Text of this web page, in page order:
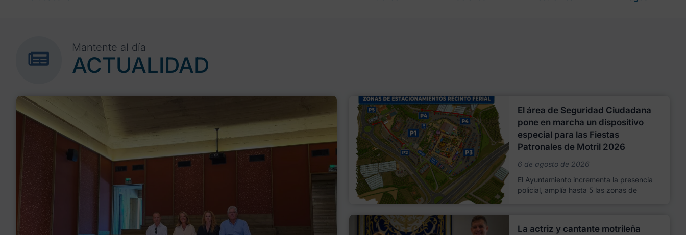
Mantente al día
ACTUALIDAD
El área de Seguridad Ciudadana
pone en marcha un dispositivo
especial para las Fiestas
Patronales de Motril 2026
6 de agosto de 2026
El Ayuntamiento incrementa la presencia
policial, amplía hasta 5 las zonas de
La actriz y cantante motrileña